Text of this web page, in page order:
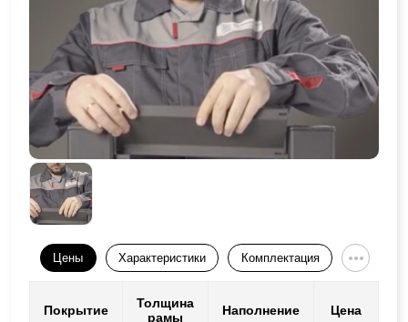
Цены Характеристики Комплектация
Покрытие
Толщина
рамы
Наполнение Цена